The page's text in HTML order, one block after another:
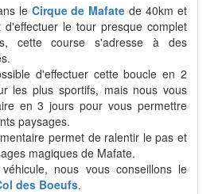
le Cirque de Mafate de 40km et
le tour presque complet
cette course s'adresse à des
d'effectuer cette boucle en 2
les plus sportifs, mais nous vous
en 3 jours pour vous permettre
paysages.
permet de ralentir le pas et
magiques de Mafate.
nous vous conseillons le
des Boeufs.